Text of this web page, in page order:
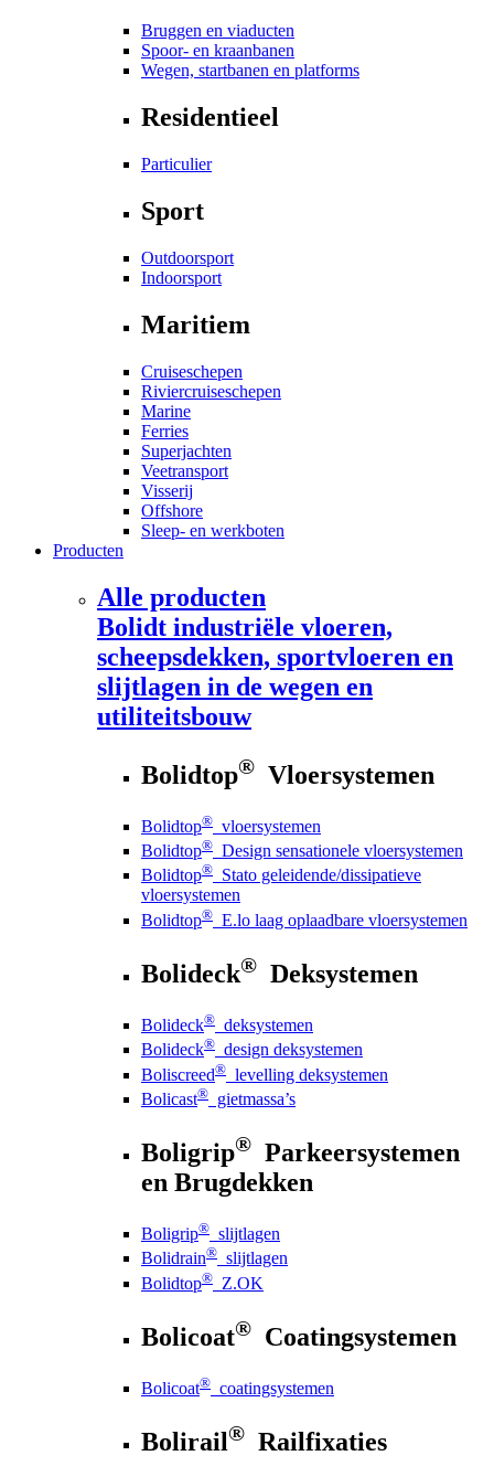
Bruggen en viaducten
Spoor- en kraanbanen
Wegen, startbanen en platforms
Residentieel
Particulier
Sport
Outdoorsport
Indoorsport
Maritiem
Cruiseschepen
Riviercruiseschepen
Marine
Ferries
Superjachten
Veetransport
Visserij
Offshore
Sleep- en werkboten
Producten
Alle producten
Bolidt industriële vloeren,
scheepsdekken, sportvloeren en
slijtlagen in de wegen en
utiliteitsbouw
Bolidtop® Vloersystemen
Bolidtop® vloersystemen
Bolidtop® Design sensationele vloersystemen
Bolidtop® Stato geleidende/dissipatieve
vloersystemen
Bolidtop® E.lo laag oplaadbare vloersystemen
Bolideck® Deksystemen
Bolideck® deksystemen
Bolideck® design deksystemen
Boliscreed® levelling deksystemen
Bolicast® gietmassa’s
Boligrip® Parkeersystemen
en Brugdekken
Boligrip® slijtlagen
Bolidrain® slijtlagen
Bolidtop® Z.OK
Bolicoat® Coatingsystemen
Bolicoat® coatingsystemen
Bolirail® Railfixaties